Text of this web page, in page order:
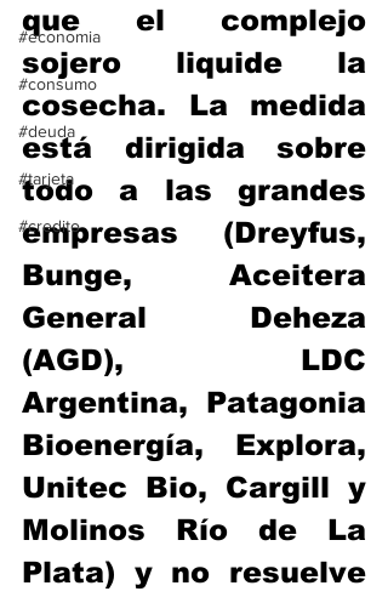
#economia
#consumo
#deuda
#tarjeta
#credito
que el complejo
sojero liquide la
cosecha. La medida
está dirigida sobre
todo a las grandes
empresas (Dreyfus,
Bunge, Aceitera
General Deheza
(AGD), LDC
Argentina, Patagonia
Bioenergía, Explora,
Unitec Bio, Cargill y
Molinos Río de La
Plata) y no resuelve